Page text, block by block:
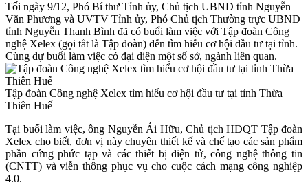
Tối ngày 9/12, Phó Bí thư Tỉnh ủy, Chủ tịch UBND tỉnh Nguyễn
Văn Phương và UVTV Tỉnh ủy, Phó Chủ tịch Thường trực UBND
tỉnh Nguyễn Thanh Bình đã có buổi làm việc với Tập đoàn Công
nghệ Xelex (gọi tắt là Tập đoàn) đến tìm hiểu cơ hội đầu tư tại tỉnh.
Cùng dự buổi làm việc có đại diện một số sở, ngành liên quan.
Tập đoàn Công nghệ Xelex tìm hiểu cơ hội đầu tư tại tỉnh Thừa
Thiên Huế
Tại buổi làm việc, ông Nguyễn Ái Hữu, Chủ tịch HĐQT Tập đoàn
Xelex cho biết, đơn vị này chuyên thiết kế và chế tạo các sản phẩm
phần cứng phức tạp và các thiết bị điện tử, công nghệ thông tin
(CNTT) và viễn thông phục vụ cho cuộc cách mạng công nghiệp
4.0.